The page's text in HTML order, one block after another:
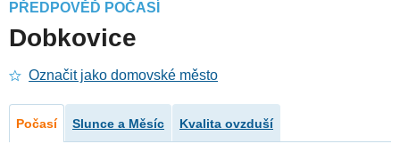
PŘEDPOVĚĎ POČASÍ
Dobkovice
Označit jako domovské město
Počasí Slunce a Měsíc Kvalita ovzduší